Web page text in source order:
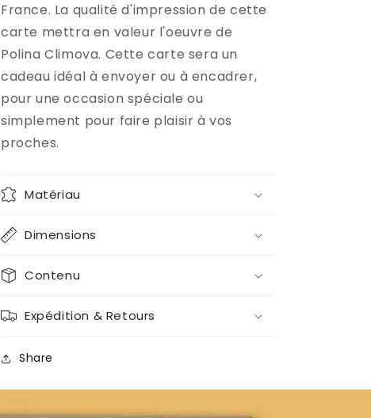
France. La qualité d'impression de cette
carte mettra en valeur l'oeuvre de
Polina Climova. Cette carte sera un
cadeau idéal à envoyer ou à encadrer,
pour une occasion spéciale ou
simplement pour faire plaisir à vos
proches.
Matériau
Dimensions
Contenu
Expédition & Retours
Share